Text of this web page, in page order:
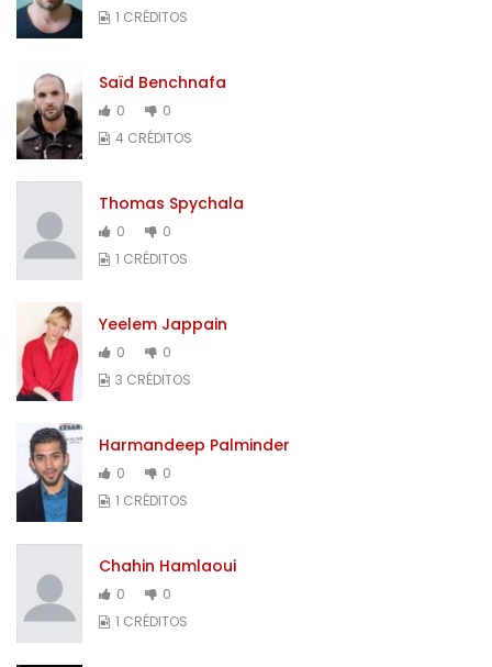
1 CRÉDITOS
Saïd Benchnafa
0
0
4 CRÉDITOS
Thomas Spychala
0
0
1 CRÉDITOS
Yeelem Jappain
0
0
3 CRÉDITOS
Harmandeep Palminder
0
0
1 CRÉDITOS
Chahin Hamlaoui
0
0
1 CRÉDITOS